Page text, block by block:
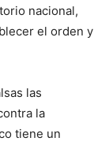
nacional,
el orden y
las
la
tiene un